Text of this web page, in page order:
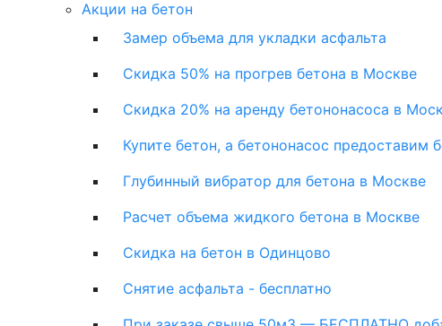
Акции на бетон
Замер объема для укладки асфальта
Скидка 50% на прогрев бетона в Москве
Скидка 20% на аренду бетононасоса в
Купите бетон, а бетононасос предоставим
Глубинный вибратор для бетона в Москве
Расчет объема жидкого бетона в Москве
Скидка на бетон в Одинцово
Снятие асфальта - бесплатно